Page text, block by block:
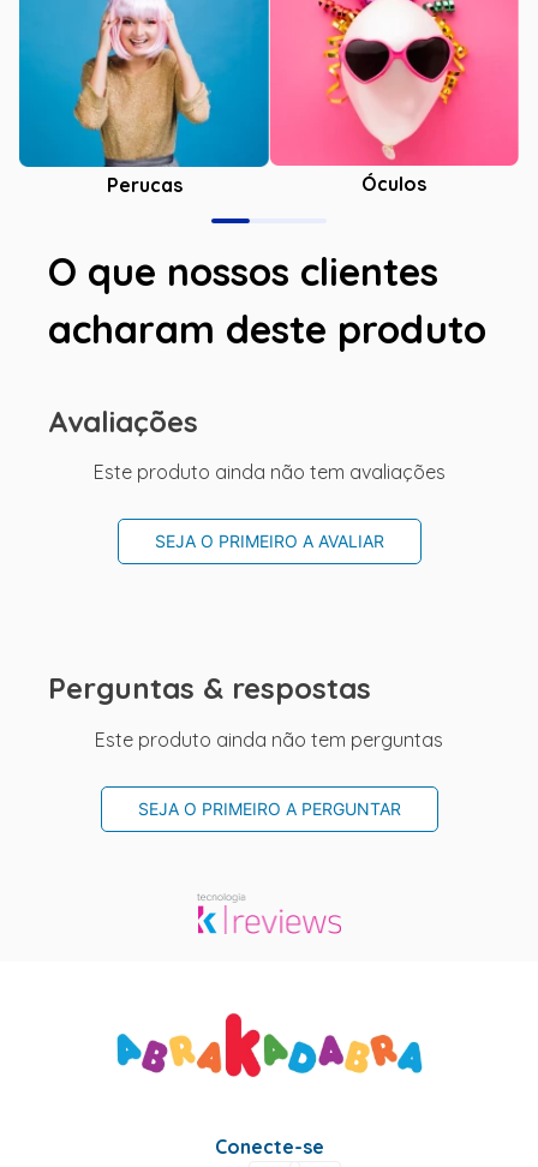
Perucas Óculos
O que nossos clientes
acharam deste produto
Avaliações
Este produto ainda não tem avaliações
SEJA O PRIMEIRO A AVALIAR
Perguntas & respostas
Este produto ainda não tem perguntas
SEJA O PRIMEIRO A PERGUNTAR
Conecte-se